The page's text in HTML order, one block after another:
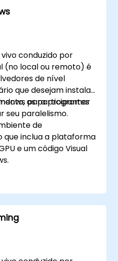
conduzido por
(no local ou remoto) é
de nível
que desejam instalar
para programar
seu paralelismo.
os participantes
de
que inclua a plataforma
e um código Visual
vectores no GPU e
da memória do
para consultar
do dispositivo, copiar